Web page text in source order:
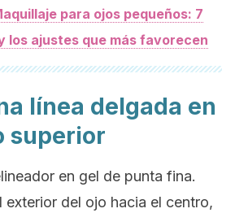
para ojos pequeños: 7
los ajustes que más favorecen
línea delgada en
superior
en gel de punta fina.
exterior del ojo hacia el centro,